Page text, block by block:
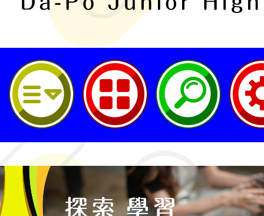
桃園市立大坡國民中學